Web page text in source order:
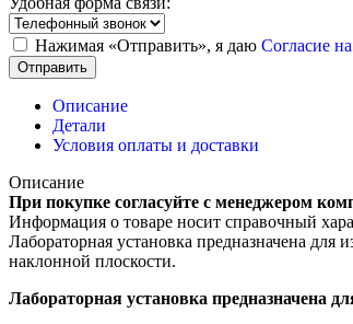
Нажимая «Отправить», я даю Согласие
Отправить
Описание
Детали
Условия оплаты и доставки
Описание
При покупке согласуйте с менеджером
Информация о товаре носит справочный
Лабораторная установка предназначена для
наклонной плоскости.
Лабораторная установка предназначена